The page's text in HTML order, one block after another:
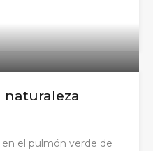
naturaleza
el pulmón verde de